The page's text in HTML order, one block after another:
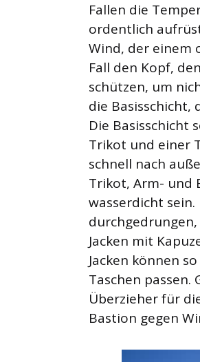
Fallen die
ordentlich
Wind, der einem
Fall den Kopf,
schützen, um
die Basisschicht,
Die Basisschicht
Trikot und einer
schnell nach
Trikot, Arm- und
wasserdicht
Jacken mit
Jacken können
Taschen
Überzieher für
Bastion gegen